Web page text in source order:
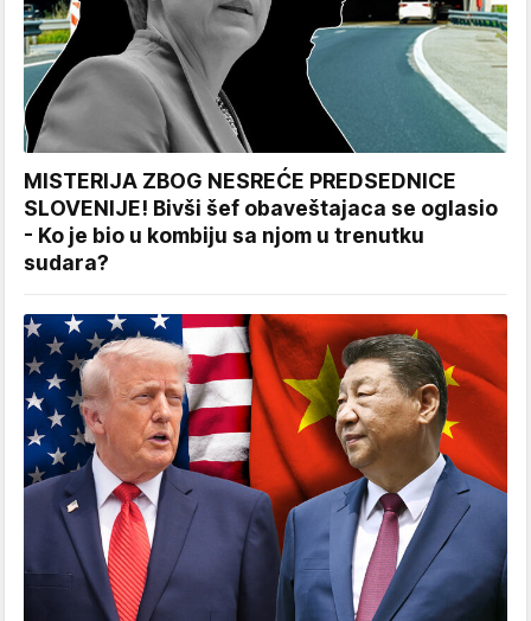
MISTERIJA ZBOG NESREĆE PREDSEDNICE
SLOVENIJE! Bivši šef obaveštajaca se oglasio
- Ko je bio u kombiju sa njom u trenutku
sudara?